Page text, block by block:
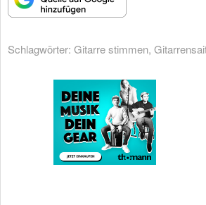
Schlagwörter: Gitarre stimmen,